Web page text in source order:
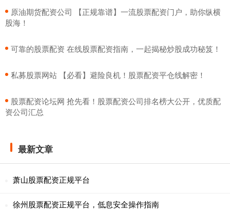
​原油期货配资公司 【正规靠谱】一流股票配资门户，助你纵横
股海！
​可靠的股票配资 在线股票配资指南，一起揭秘炒股成功秘笈！
​私募股票网站 【必看】避险良机！股票配资平仓线解密！
​股票配资论坛网 抢先看！股票配资公司排名榜大公开，优质配
资公司汇总
最新文章
萧山股票配资正规平台
徐州股票配资正规平台，低息安全操作指南